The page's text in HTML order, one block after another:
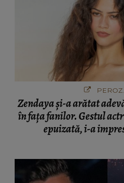
Zendaya și-a arătat
în fața fanilor. Gestul
epuizată, i-a